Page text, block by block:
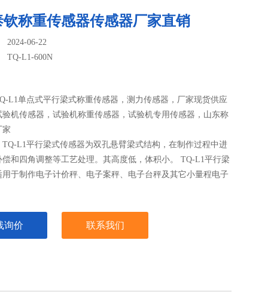
钦称重传感器传感器厂家直销
2024-06-22
TQ-L1-600N
L1单点式平行梁式称重传感器，测力传感器，厂家现货供应
验机传感器，试验机称重传感器，试验机专用传感器，山东称
家
TQ-L1平行梁式传感器为双孔悬臂梁式结构，在制作过程中进
偿和四角调整等工艺处理。其高度低，体积小。 TQ-L1平行梁
用于制作电子计价秤、电子案秤、电子台秤及其它小量程电子
询价 联系我们